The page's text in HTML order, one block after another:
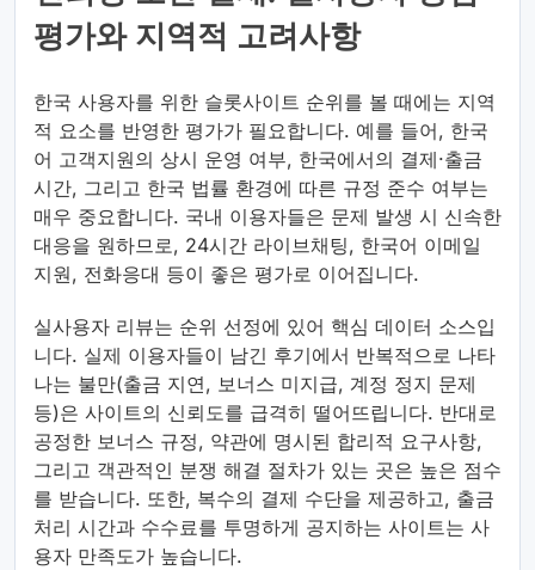
평가와 지역적 고려사항
한국 사용자를 위한 슬롯사이트 순위를 볼 때에는 지역
적 요소를 반영한 평가가 필요합니다. 예를 들어, 한국
어 고객지원의 상시 운영 여부, 한국에서의 결제·출금
시간, 그리고 한국 법률 환경에 따른 규정 준수 여부는
매우 중요합니다. 국내 이용자들은 문제 발생 시 신속한
대응을 원하므로, 24시간 라이브채팅, 한국어 이메일
지원, 전화응대 등이 좋은 평가로 이어집니다.
실사용자 리뷰는 순위 선정에 있어 핵심 데이터 소스입
니다. 실제 이용자들이 남긴 후기에서 반복적으로 나타
나는 불만(출금 지연, 보너스 미지급, 계정 정지 문제
등)은 사이트의 신뢰도를 급격히 떨어뜨립니다. 반대로
공정한 보너스 규정, 약관에 명시된 합리적 요구사항,
그리고 객관적인 분쟁 해결 절차가 있는 곳은 높은 점수
를 받습니다. 또한, 복수의 결제 수단을 제공하고, 출금
처리 시간과 수수료를 투명하게 공지하는 사이트는 사
용자 만족도가 높습니다.